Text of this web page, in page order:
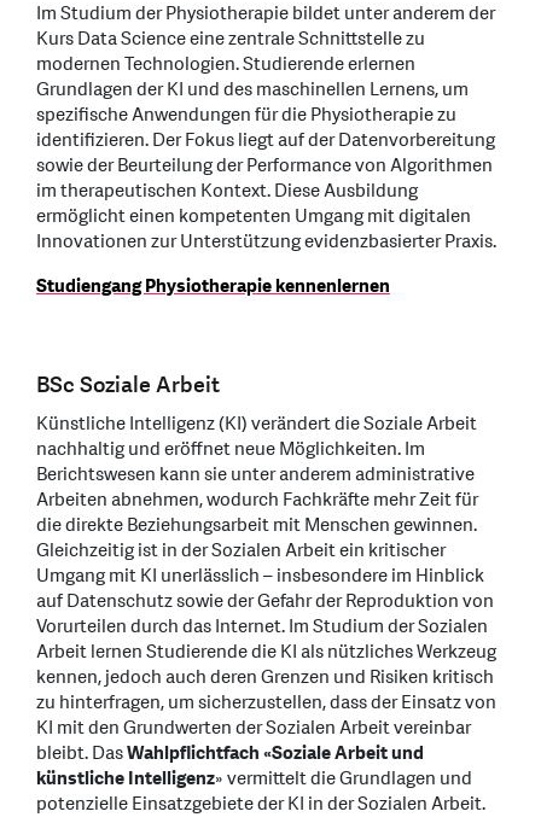
Im Studium der Physiotherapie bildet unter anderem der
Kurs Data Science eine zentrale Schnittstelle zu
modernen Technologien. Studierende erlernen
Grundlagen der KI und des maschinellen Lernens, um
spezifische Anwendungen für die Physiotherapie zu
identifizieren. Der Fokus liegt auf der Datenvorbereitung
sowie der Beurteilung der Performance von Algorithmen
im therapeutischen Kontext. Diese Ausbildung
ermöglicht einen kompetenten Umgang mit digitalen
Innovationen zur Unterstützung evidenzbasierter Praxis.
Studiengang Physiotherapie kennenlernen
BSc Soziale Arbeit
Künstliche Intelligenz (KI) verändert die Soziale Arbeit
nachhaltig und eröffnet neue Möglichkeiten. Im
Berichtswesen kann sie unter anderem administrative
Arbeiten abnehmen, wodurch Fachkräfte mehr Zeit für
die direkte Beziehungsarbeit mit Menschen gewinnen.
Gleichzeitig ist in der Sozialen Arbeit ein kritischer
Umgang mit KI unerlässlich – insbesondere im Hinblick
auf Datenschutz sowie der Gefahr der Reproduktion von
Vorurteilen durch das Internet. Im Studium der Sozialen
Arbeit lernen Studierende die KI als nützliches Werkzeug
kennen, jedoch auch deren Grenzen und Risiken kritisch
zu hinterfragen, um sicherzustellen, dass der Einsatz von
KI mit den Grundwerten der Sozialen Arbeit vereinbar
bleibt. DasWahlpflichtfach «Soziale Arbeit und
künstliche Intelligenz» vermittelt die Grundlagen und
potenzielle Einsatzgebiete der KI in der Sozialen Arbeit.